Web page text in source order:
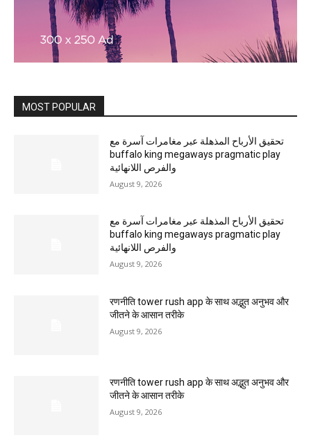
MOST POPULAR
تحقيق الأرباح المذهلة عبر مغامرات آسرة مع
buffalo king megaways pragmatic play
والفرص اللانهائية
August 9, 2026
تحقيق الأرباح المذهلة عبر مغامرات آسرة مع
buffalo king megaways pragmatic play
والفرص اللانهائية
August 9, 2026
रणनीति tower rush app के साथ अद्भुत अनुभव और
जीतने के आसान तरीके
August 9, 2026
रणनीति tower rush app के साथ अद्भुत अनुभव और
जीतने के आसान तरीके
August 9, 2026